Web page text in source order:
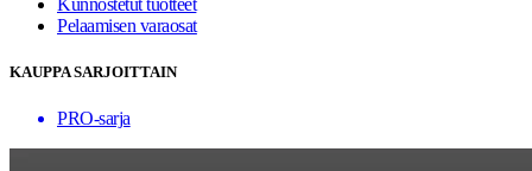
Pelaamisen varaosat
KAUPPA SARJOITTAIN
PRO-sarja